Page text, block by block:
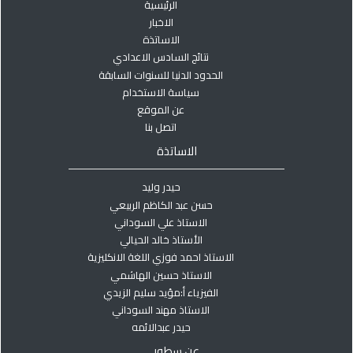
الرئيسية
الاخبار
الاساتذة
نتائج السادس الاعدادي
الحدود الدنيا للسنوات السابقة
سياسة الاستخدام
عن الموقع
اتصل بنا
الاساتذة
حيدر وليد
حسن عبد الكاظم الربيعي
الاستاذ علي السوداني
الأستاذ خالد الحيالي
الاستاذ احمد فوزي اللغة الانكليزية
الاستاذ حسين الهاشمي
الفيزياء أ:مؤيد سليم الزيدي
الاستاذ مهند السوداني
حيدر عبدالائمه